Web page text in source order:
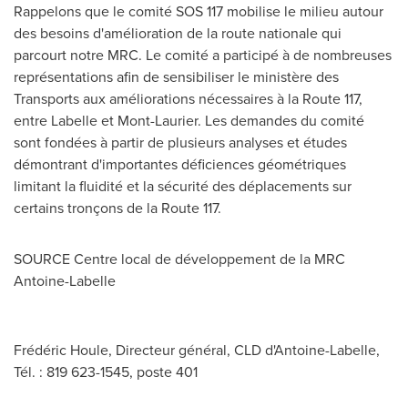
Rappelons que le comité SOS 117 mobilise le milieu autour
des besoins d'amélioration de la route nationale qui
parcourt notre MRC. Le comité a participé à de nombreuses
représentations afin de sensibiliser le ministère des
Transports aux améliorations nécessaires à la Route 117,
entre Labelleet Mont-Laurier. Les demandes du comité
sont fondées à partir de plusieurs analyses et études
démontrant d'importantes déficiences géométriques
limitant la fluidité et la sécurité des déplacements sur
certains tronçons de la Route 117.
SOURCE Centre local de développement de la MRC
Antoine-Labelle
Frédéric Houle, Directeur général, CLD d'Antoine-Labelle,
Tél. : 819 623-1545, poste 401